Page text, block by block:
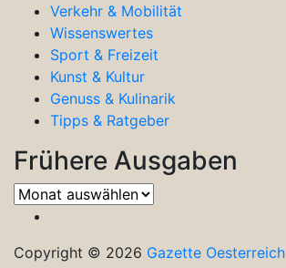
Verkehr & Mobilität
Wissenswertes
Sport & Freizeit
Kunst & Kultur
Genuss & Kulinarik
Tipps & Ratgeber
Frühere Ausgaben
Frühere
Ausgaben
Copyright © 2026 Gazette Oesterreich